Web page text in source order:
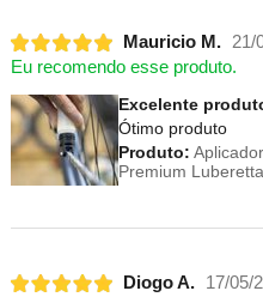
Mauricio M.
21/
Eu recomendo esse produto.
Excelente
Ótimo produto
Produto:
Premium
Diogo A.
17/05/